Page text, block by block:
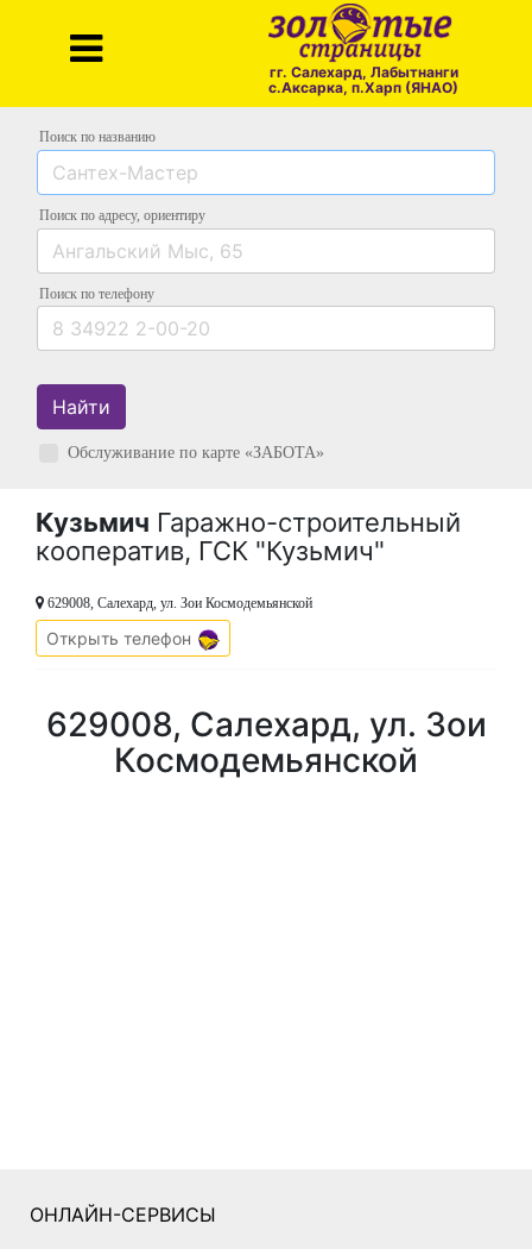
гг. Салехард, Лабытнанги
с.Аксарка, п.Харп (ЯНАО)
Поиск по названию
Поиск по адресу, ориентиру
Поиск по телефону
Найти
Обслуживание по карте «ЗАБОТА»
Кузьмич Гаражно-строительный
кооператив, ГСК "Кузьмич"
629008, Салехард, ул. Зои Космодемьянской
Открыть телефон
629008, Салехард, ул. Зои
Космодемьянской
ОНЛАЙН-СЕРВИСЫ